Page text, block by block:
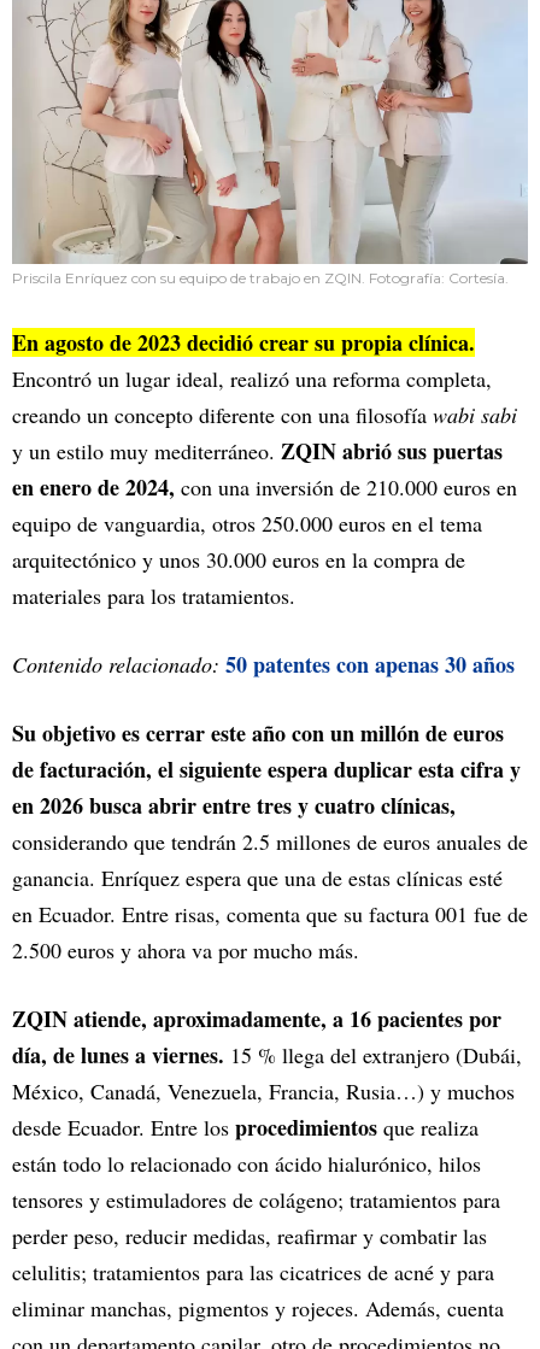
Priscila Enríquez con su equipo de trabajo en ZQIN. Fotografía: Cortesía.
En agosto de 2023 decidió crear su propia clínica.
Encontró un lugar ideal, realizó una reforma completa,
creando un concepto diferente con una filosofía wabi sabi
y un estilo muy mediterráneo. ZQIN abrió sus puertas
en enero de 2024, con una inversión de 210.000 euros en
equipo de vanguardia, otros 250.000 euros en el tema
arquitectónico y unos 30.000 euros en la compra de
materiales para los tratamientos.
Contenido relacionado: 50 patentes con apenas 30 años
Su objetivo es cerrar este año con un millón de euros
de facturación, el siguiente espera duplicar esta cifra y
en 2026 busca abrir entre tres y cuatro clínicas,
considerando que tendrán 2.5 millones de euros anuales de
ganancia. Enríquez espera que una de estas clínicas esté
en Ecuador. Entre risas, comenta que su factura 001 fue de
2.500 euros y ahora va por mucho más.
ZQIN atiende, aproximadamente, a 16 pacientes por
día, de lunes a viernes. 15 % llega del extranjero (Dubái,
México, Canadá, Venezuela, Francia, Rusia…) y muchos
desde Ecuador. Entre los procedimientos que realiza
están todo lo relacionado con ácido hialurónico, hilos
tensores y estimuladores de colágeno; tratamientos para
perder peso, reducir medidas, reafirmar y combatir las
celulitis; tratamientos para las cicatrices de acné y para
eliminar manchas, pigmentos y rojeces. Además, cuenta